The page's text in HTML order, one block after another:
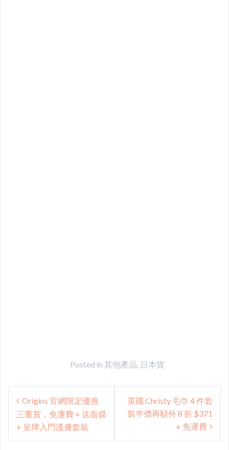
Posted in 其他產品, 日本貨
Post
navigation
Origins 官網限定優惠
三重賞，免運費 + 送面膜
+ 皇牌入門護膚套裝
英國 Christy 毛巾 4 件套
裝半價再額外 8 折 $371
+ 免運費